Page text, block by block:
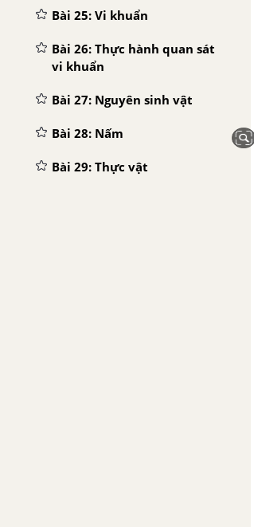
Bài 25: Vi khuẩn
Bài 26: Thực hành quan sát
vi khuẩn
Bài 27: Nguyên sinh vật
Bài 28: Nấm
Bài 29: Thực vật